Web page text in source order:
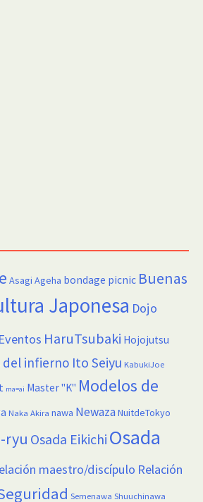
Asagi Ageha bondage picnic Buenas
Japonesa Dojo
Eventos HaruTsubaki Hojojutsu
del infierno Ito Seiyu KabukiJoe
ma=ai Master "K" Modelos de
Naka Akira nawa NewazaNuitdeTokyo
ryu Osada Eikichi Osada
maestro/discípulo Relación
Semenawa Shuuchinawa